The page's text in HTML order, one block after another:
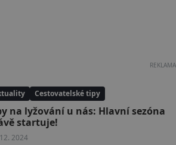
REKLAMA
Cestovatelské tipy
na lyžování u nás: Hlavní sezóna
startuje!
2024